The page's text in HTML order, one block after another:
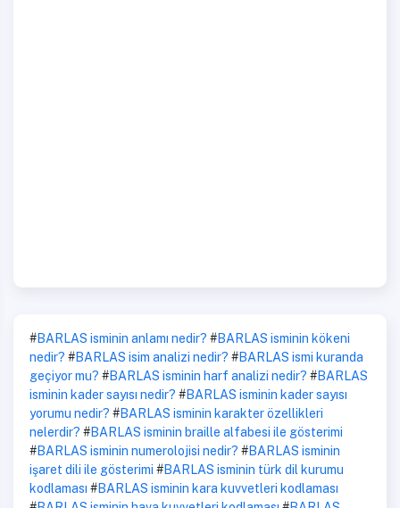
#BARLAS isminin anlamı nedir? #BARLAS isminin kökeni
nedir? #BARLAS isim analizi nedir? #BARLAS ismi kuranda
geçiyor mu? #BARLAS isminin harf analizi nedir? #BARLAS
isminin kader sayısı nedir? #BARLAS isminin kader sayısı
yorumu nedir? #BARLAS isminin karakter özellikleri
nelerdir? #BARLAS isminin braille alfabesi ile gösterimi
#BARLAS isminin numerolojisi nedir? #BARLAS isminin
işaret dili ile gösterimi #BARLAS isminin türk dil kurumu
kodlaması #BARLAS isminin kara kuvvetleri kodlaması